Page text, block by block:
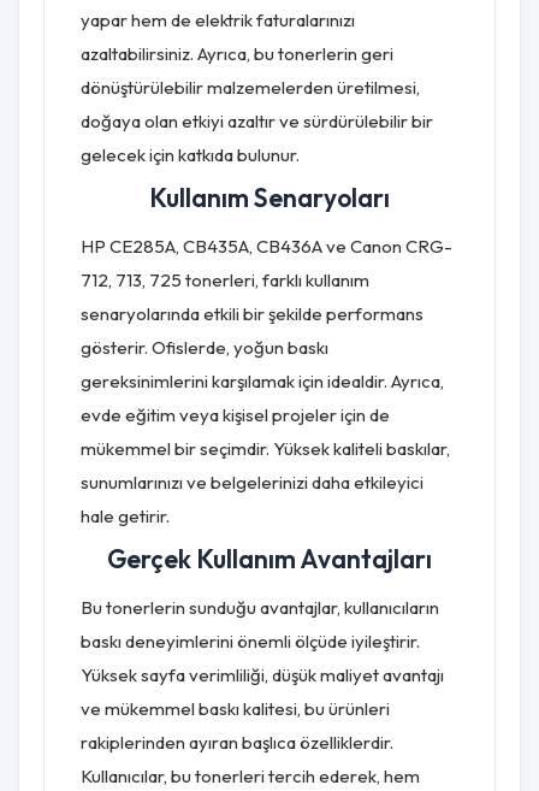
yapar hem de elektrik faturalarınızı
azaltabilirsiniz. Ayrıca, bu tonerlerin geri
dönüştürülebilir malzemelerden üretilmesi,
doğaya olan etkiyi azaltır ve sürdürülebilir bir
gelecek için katkıda bulunur.
Kullanım Senaryoları
HP CE285A, CB435A, CB436A ve Canon CRG-
712, 713, 725 tonerleri, farklı kullanım
senaryolarında etkili bir şekilde performans
gösterir. Ofislerde, yoğun baskı
gereksinimlerini karşılamak için idealdir. Ayrıca,
evde eğitim veya kişisel projeler için de
mükemmel bir seçimdir. Yüksek kaliteli baskılar,
sunumlarınızı ve belgelerinizi daha etkileyici
hale getirir.
Gerçek Kullanım Avantajları
Bu tonerlerin sunduğu avantajlar, kullanıcıların
baskı deneyimlerini önemli ölçüde iyileştirir.
Yüksek sayfa verimliliği, düşük maliyet avantajı
ve mükemmel baskı kalitesi, bu ürünleri
rakiplerinden ayıran başlıca özelliklerdir.
Kullanıcılar, bu tonerleri tercih ederek, hem